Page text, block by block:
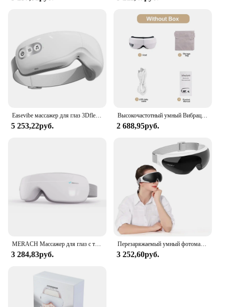
Easevibe массажер для глаз 3Dflex подушка безопасности вибрация Bluetooth музыкальный инструмент для ухода за глазами горячий компресс массажные очки сумка для усталости
5 253,22руб.
Высокочастотный умный Вибрационный массажер для глаз с подушкой безопасности для удаления темных кругов и усталости
2 688,95руб.
MERACH Массажер для глаз с тепловым сжатием и Bluetooth Музыкальное устройство для ухода за глазами Умная маска для глаз для подарков на день рождения Бесплатная доставка
3 284,83руб.
Перезаряжаемый умный фотомассажер Bluetooth музыкальный складной массажер с подогревом и расслаблением
3 252,60руб.